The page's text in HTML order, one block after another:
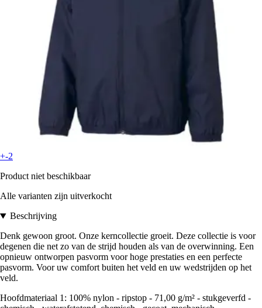
+-2
Product niet beschikbaar
Alle varianten zijn uitverkocht
Beschrijving
Denk gewoon groot. Onze kerncollectie groeit. Deze collectie is voor
degenen die net zo van de strijd houden als van de overwinning. Een
opnieuw ontworpen pasvorm voor hoge prestaties en een perfecte
pasvorm. Voor uw comfort buiten het veld en uw wedstrijden op het
veld.
Hoofdmateriaal 1: 100% nylon - ripstop - 71,00 g/m² - stukgeverfd -